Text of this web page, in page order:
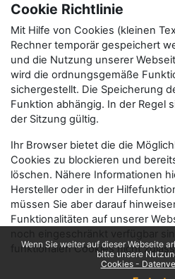
Wenn Sie weiter auf dieser Webseite
bitte unsere
Cookies -
Cookie Richtlinie
Mit Hilfe von Cookies (kleinen
Rechner temporär gespeichert
und die Nutzung unserer
wird die ordnungsgemäße
sichergestellt. Die Speicherung
Funktion abhängig. In der Regel
der Sitzung gültig.
Ihr Browser bietet die die
Cookies zu blockieren und
löschen. Nähere Informationen
Hersteller oder in der
müssen Sie aber darauf
Funktionalitäten auf unserer
funktionalen Cookies nicht